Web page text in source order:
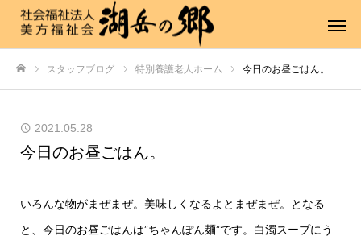
スタッフブログ 特別養護老人ホーム 今日のお昼ごはん。
2021.05.28
今日のお昼ごはん。
いろんな物がまぜまぜ。美味しくなるよとまぜまぜ。となる
と、今日のお昼ごはんは”ちゃんぽん麺”です。白濁スープにう